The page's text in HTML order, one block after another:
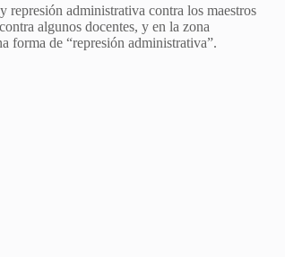
administrativa contra los maestros
algunos docentes, y en la zona
forma de “represión administrativa”.